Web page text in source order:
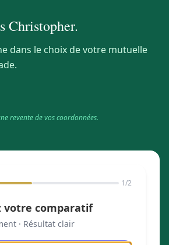
Christopher.
dans le choix de votre mutuelle
revente de vos coordonnées.
1/2
votre comparatif
· Résultat clair